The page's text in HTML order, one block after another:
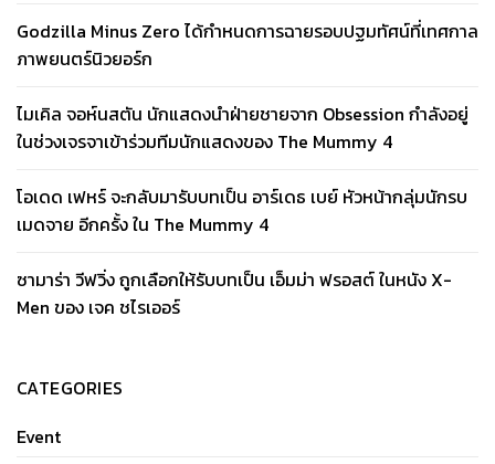
Godzilla Minus Zero ได้กำหนดการฉายรอบปฐมทัศน์ที่เทศกาล
ภาพยนตร์นิวยอร์ก
ไมเคิล จอห์นสตัน นักแสดงนำฝ่ายชายจาก Obsession กำลังอยู่
ในช่วงเจรจาเข้าร่วมทีมนักแสดงของ The Mummy 4
โอเดด เฟหร์ จะกลับมารับบทเป็น อาร์เดธ เบย์ หัวหน้ากลุ่มนักรบ
เมดจาย อีกครั้ง ใน The Mummy 4
ซามาร่า วีฟวิ่ง ถูกเลือกให้รับบทเป็น เอ็มม่า ฟรอสต์ ในหนัง X-
Men ของ เจค ชไรเออร์
CATEGORIES
Event